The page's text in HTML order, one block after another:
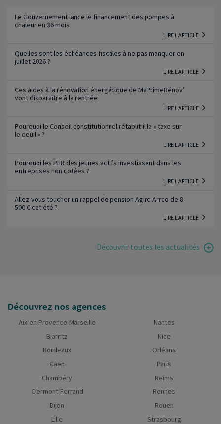
Le Gouvernement lance le financement des pompes à
chaleur en 36 mois
LIRE L'ARTICLE
Quelles sont les échéances fiscales à ne pas manquer en
juillet 2026 ?
LIRE L'ARTICLE
Ces aides à la rénovation énergétique de MaPrimeRénov’
vont disparaître à la rentrée
LIRE L'ARTICLE
Pourquoi le Conseil constitutionnel rétablit-il la « taxe sur
le deuil » ?
LIRE L'ARTICLE
Pourquoi les PER des jeunes actifs investissent dans les
entreprises non cotées ?
LIRE L'ARTICLE
Allez-vous toucher un rappel de pension Agirc-Arrco de 8
500 € cet été ?
LIRE L'ARTICLE
Découvrir toutes les actualités
Découvrez nos agences
Aix-en-Provence-Marseille
Biarritz
Bordeaux
Caen
Chambéry
Clermont-Ferrand
Dijon
Lille
Nantes
Nice
Orléans
Paris
Reims
Rennes
Rouen
Strasbourg